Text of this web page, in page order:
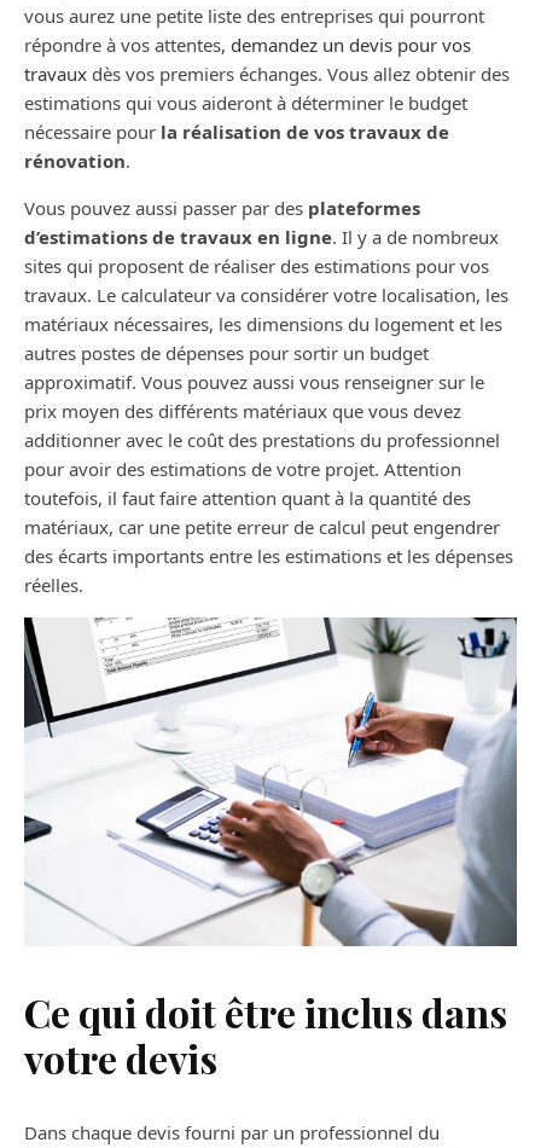
vous aurez une petite liste des entreprises qui pourront
répondre à vos attentes, demandez un devis pour vos
travaux dès vos premiers échanges. Vous allez obtenir des
estimations qui vous aideront à déterminer le budget
nécessaire pour la réalisation de vos travaux de
rénovation.
Vous pouvez aussi passer par des plateformes
d’estimations de travaux en ligne. Il y a de nombreux
sites qui proposent de réaliser des estimations pour vos
travaux. Le calculateur va considérer votre localisation, les
matériaux nécessaires, les dimensions du logement et les
autres postes de dépenses pour sortir un budget
approximatif. Vous pouvez aussi vous renseigner sur le
prix moyen des différents matériaux que vous devez
additionner avec le coût des prestations du professionnel
pour avoir des estimations de votre projet. Attention
toutefois, il faut faire attention quant à la quantité des
matériaux, car une petite erreur de calcul peut engendrer
des écarts importants entre les estimations et les dépenses
réelles.
Ce qui doit être inclus dans
votre devis
Dans chaque devis fourni par un professionnel du